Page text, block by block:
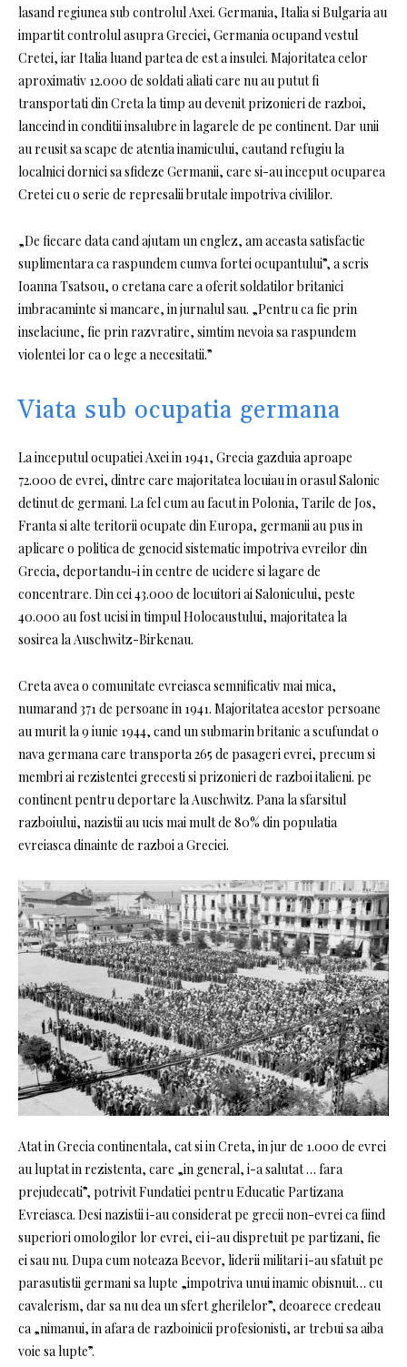
lasand regiunea sub controlul Axei. Germania, Italia si Bulgaria au
impartit controlul asupra Greciei, Germania ocupand vestul
Cretei, iar Italia luand partea de est a insulei. Majoritatea celor
aproximativ 12.000 de soldati aliati care nu au putut fi
transportati din Creta la timp au devenit prizonieri de razboi,
lanceind in conditii insalubre in lagarele de pe continent. Dar unii
au reusit sa scape de atentia inamicului, cautand refugiu la
localnici dornici sa sfideze Germanii, care si-au inceput ocuparea
Cretei cu o serie de represalii brutale impotriva civililor.
„De fiecare data cand ajutam un englez, am aceasta satisfactie
suplimentara ca raspundem cumva fortei ocupantului”, a scris
Ioanna Tsatsou, o cretana care a oferit soldatilor britanici
imbracaminte si mancare, in jurnalul sau. „Pentru ca fie prin
inselaciune, fie prin razvratire, simtim nevoia sa raspundem
violentei lor ca o lege a necesitatii.”
Viata sub ocupatia germana
La inceputul ocupatiei Axei in 1941, Grecia gazduia aproape
72.000 de evrei, dintre care majoritatea locuiau in orasul Salonic
detinut de germani. La fel cum au facut in Polonia, Tarile de Jos,
Franta si alte teritorii ocupate din Europa, germanii au pus in
aplicare o politica de genocid sistematic impotriva evreilor din
Grecia, deportandu-i in centre de ucidere si lagare de
concentrare. Din cei 43.000 de locuitori ai Salonicului, peste
40.000 au fost ucisi in timpul Holocaustului, majoritatea la
sosirea la Auschwitz-Birkenau.
Creta avea o comunitate evreiasca semnificativ mai mica,
numarand 371 de persoane in 1941. Majoritatea acestor persoane
au murit la 9 iunie 1944, cand un submarin britanic a scufundat o
nava germana care transporta 265 de pasageri evrei, precum si
membri ai rezistentei grecesti si prizonieri de razboi italieni. pe
continent pentru deportare la Auschwitz. Pana la sfarsitul
razboiului, nazistii au ucis mai mult de 80% din populatia
evreiasca dinainte de razboi a Greciei.
Atat in ​​Grecia continentala, cat si in Creta, in jur de 1.000 de evrei
au luptat in rezistenta, care „in general, i-a salutat … fara
prejudecati”, potrivit Fundatiei pentru Educatie Partizana
Evreiasca. Desi nazistii i-au considerat pe grecii non-evrei ca fiind
superiori omologilor lor evrei, ei i-au dispretuit pe partizani, fie
ei sau nu. Dupa cum noteaza Beevor, liderii militari i-au sfatuit pe
parasutistii germani sa lupte „impotriva unui inamic obisnuit… cu
cavalerism, dar sa nu dea un sfert gherilelor”, deoarece credeau
ca „nimanui, in afara de razboinicii profesionisti, ar trebui sa aiba
voie sa lupte”.